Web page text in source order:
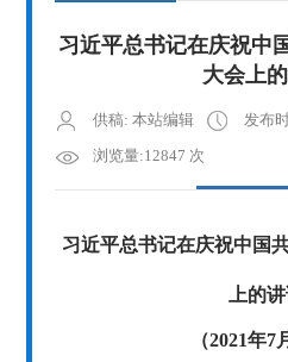
习近平总书记在庆祝中
大会上
供稿: 本站编辑
发布
浏览量:12847 次
习近平总书记在庆祝中国
上的
（2021年7